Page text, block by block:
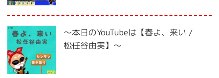
〜本日のYouTubeは【春よ、来い /
松任谷由実】〜